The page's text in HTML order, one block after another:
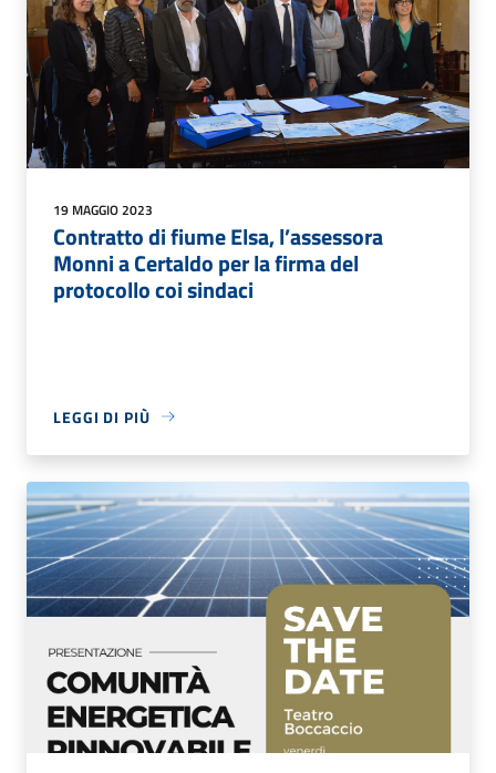
19 MAGGIO 2023
Contratto di fiume Elsa, l’assessora
Monni a Certaldo per la firma del
protocollo coi sindaci
LEGGI DI PIÙ